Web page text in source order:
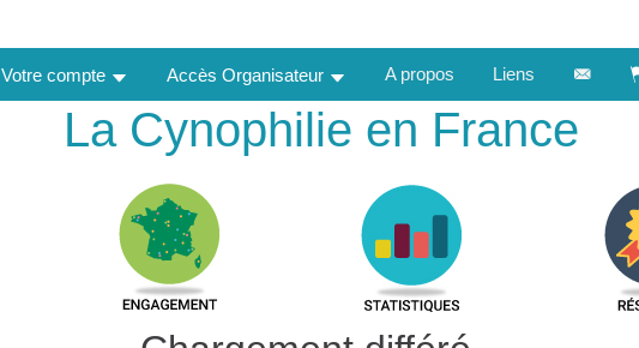
Votre compte Accès Organisateur A propos Liens
La Cynophilie en France